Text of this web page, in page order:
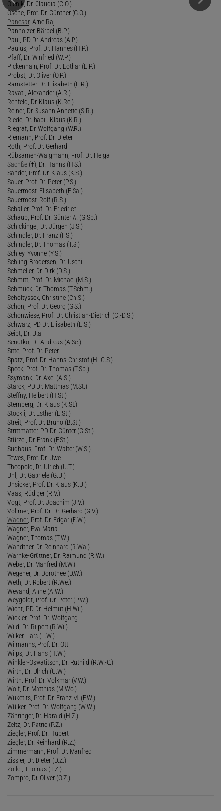
Olenik, Dr. Claudia (C.O.)
Osche, Prof. Dr. Günther (G.O.)
Panesar, Arne Raj
Panholzer, Bärbel (B.P.)
Paul, PD Dr. Andreas (A.P.)
Paulus, Prof. Dr. Hannes (H.P.)
Pfaff, Dr. Winfried (W.P.)
Pickenhain, Prof. Dr. Lothar (L.P.)
Probst, Dr. Oliver (O.P.)
Ramstetter, Dr. Elisabeth (E.R.)
Ravati, Alexander (A.R.)
Rehfeld, Dr. Klaus (K.Re.)
Reiner, Dr. Susann Annette (S.R.)
Riede, Dr. habil. Klaus (K.R.)
Riegraf, Dr. Wolfgang (W.R.)
Riemann, Prof. Dr. Dieter
Roth, Prof. Dr. Gerhard
Rübsamen-Waigmann, Prof. Dr. Helga
Sachße (†), Dr. Hanns (H.S.)
Sander, Prof. Dr. Klaus (K.S.)
Sauer, Prof. Dr. Peter (P.S.)
Sauermost, Elisabeth (E.Sa.)
Sauermost, Rolf (R.S.)
Schaller, Prof. Dr. Friedrich
Schaub, Prof. Dr. Günter A. (G.Sb.)
Schickinger, Dr. Jürgen (J.S.)
Schindler, Dr. Franz (F.S.)
Schindler, Dr. Thomas (T.S.)
Schley, Yvonne (Y.S.)
Schling-Brodersen, Dr. Uschi
Schmeller, Dr. Dirk (D.S.)
Schmitt, Prof. Dr. Michael (M.S.)
Schmuck, Dr. Thomas (T.Schm.)
Scholtyssek, Christine (Ch.S.)
Schön, Prof. Dr. Georg (G.S.)
Schönwiese, Prof. Dr. Christian-Dietrich (C.-D.S.)
Schwarz, PD Dr. Elisabeth (E.S.)
Seibt, Dr. Uta
Sendtko, Dr. Andreas (A.Se.)
Sitte, Prof. Dr. Peter
Spatz, Prof. Dr. Hanns-Christof (H.-C.S.)
Speck, Prof. Dr. Thomas (T.Sp.)
Ssymank, Dr. Axel (A.S.)
Starck, PD Dr. Matthias (M.St.)
Steffny, Herbert (H.St.)
Sternberg, Dr. Klaus (K.St.)
Stöckli, Dr. Esther (E.St.)
Streit, Prof. Dr. Bruno (B.St.)
Strittmatter, PD Dr. Günter (G.St.)
Stürzel, Dr. Frank (F.St.)
Sudhaus, Prof. Dr. Walter (W.S.)
Tewes, Prof. Dr. Uwe
Theopold, Dr. Ulrich (U.T.)
Uhl, Dr. Gabriele (G.U.)
Unsicker, Prof. Dr. Klaus (K.U.)
Vaas, Rüdiger (R.V.)
Vogt, Prof. Dr. Joachim (J.V.)
Vollmer, Prof. Dr. Dr. Gerhard (G.V.)
Wagner, Prof. Dr. Edgar (E.W.)
Wagner, Eva-Maria
Wagner, Thomas (T.W.)
Wandtner, Dr. Reinhard (R.Wa.)
Warnke-Grüttner, Dr. Raimund (R.W.)
Weber, Dr. Manfred (M.W.)
Wegener, Dr. Dorothee (D.W.)
Weth, Dr. Robert (R.We.)
Weyand, Anne (A.W.)
Weygoldt, Prof. Dr. Peter (P.W.)
Wicht, PD Dr. Helmut (H.Wi.)
Wickler, Prof. Dr. Wolfgang
Wild, Dr. Rupert (R.Wi.)
Wilker, Lars (L.W.)
Wilmanns, Prof. Dr. Otti
Wilps, Dr. Hans (H.W.)
Winkler-Oswatitsch, Dr. Ruthild (R.W.-O.)
Wirth, Dr. Ulrich (U.W.)
Wirth, Prof. Dr. Volkmar (V.W.)
Wolf, Dr. Matthias (M.Wo.)
Wuketits, Prof. Dr. Franz M. (F.W.)
Wülker, Prof. Dr. Wolfgang (W.W.)
Zähringer, Dr. Harald (H.Z.)
Zeltz, Dr. Patric (P.Z.)
Ziegler, Prof. Dr. Hubert
Ziegler, Dr. Reinhard (R.Z.)
Zimmermann, Prof. Dr. Manfred
Zissler, Dr. Dieter (D.Z.)
Zöller, Thomas (T.Z.)
Zompro, Dr. Oliver (O.Z.)